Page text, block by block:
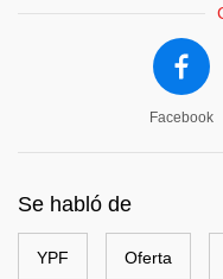
Facebook
Se habló de
YPF Oferta